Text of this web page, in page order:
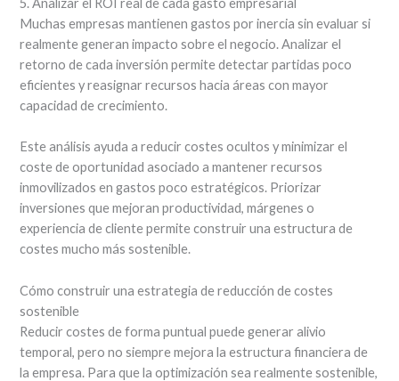
Muchas empresas mantienen gastos por inercia sin evaluar si
realmente generan impacto sobre el negocio. Analizar el
retorno de cada inversión permite detectar partidas poco
eficientes y reasignar recursos hacia áreas con mayor
capacidad de crecimiento.
Este análisis ayuda a reducir costes ocultos y minimizar el
coste de oportunidad asociado a mantener recursos
inmovilizados en gastos poco estratégicos. Priorizar
inversiones que mejoran productividad, márgenes o
experiencia de cliente permite construir una estructura de
costes mucho más sostenible.
Cómo construir una estrategia de reducción de costes
sostenible
Reducir costes de forma puntual puede generar alivio
temporal, pero no siempre mejora la estructura financiera de
la empresa. Para que la optimización sea realmente sostenible,